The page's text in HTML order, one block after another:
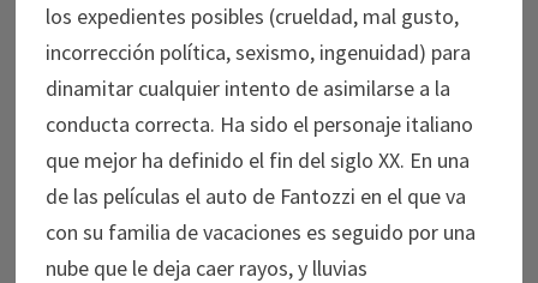
los expedientes posibles (crueldad, mal gusto,
incorrección política, sexismo, ingenuidad) para
dinamitar cualquier intento de asimilarse a la
conducta correcta. Ha sido el personaje italiano
que mejor ha definido el fin del siglo XX. En una
de las películas el auto de Fantozzi en el que va
con su familia de vacaciones es seguido por una
nube que le deja caer rayos, y lluvias